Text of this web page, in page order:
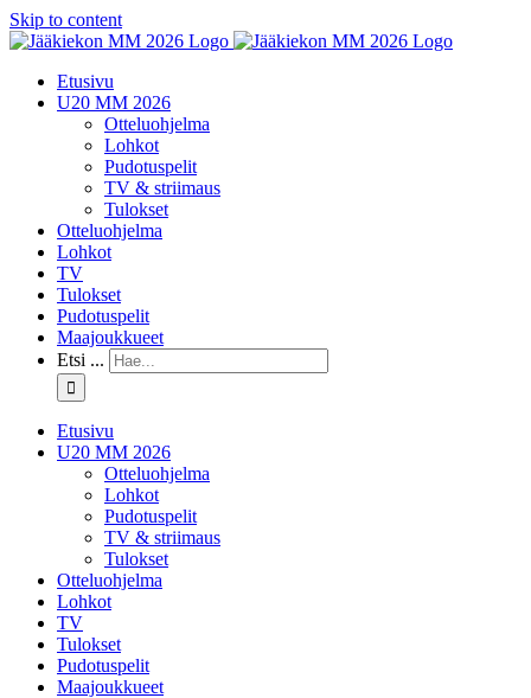
Skip to content
Etusivu
U20 MM 2026
Otteluohjelma
Lohkot
Pudotuspelit
TV & striimaus
Tulokset
Otteluohjelma
Lohkot
TV
Tulokset
Pudotuspelit
Maajoukkueet
Etsi ...
Etusivu
U20 MM 2026
Otteluohjelma
Lohkot
Pudotuspelit
TV & striimaus
Tulokset
Otteluohjelma
Lohkot
TV
Tulokset
Pudotuspelit
Maajoukkueet